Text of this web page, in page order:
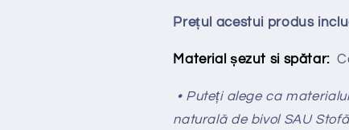
Prețul acestui produs
Material șezut si spătar:
• Puteți alege ca
naturală de bivol SAU Stofă